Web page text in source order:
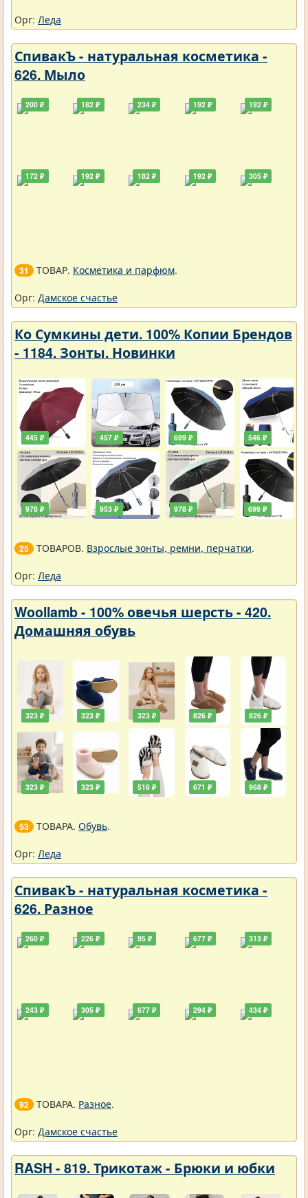
Орг: Леда
СпивакЪ - натуральная косметика -
626. Мыло
200 ₽
172 ₽
182 ₽
192 ₽
234 ₽
182 ₽
192 ₽
192 ₽
192 ₽
305 ₽
31 ТОВАР. Косметика и парфюм.
Орг: Дамское счастье
Ко Сумкины дети. 100% Копии Брендов
- 1184. Зонты. Новинки
445 ₽
978 ₽
457 ₽
953 ₽
699 ₽
978 ₽
546 ₽
699 ₽
25 ТОВАРОВ. Взрослые зонты, ремни, перчатки.
Орг: Леда
Woollamb - 100% овечья шерсть - 420.
Домашняя обувь
323 ₽
323 ₽
323 ₽
323 ₽
323 ₽
516 ₽
826 ₽
671 ₽
826 ₽
968 ₽
53 ТОВАРА. Обувь.
Орг: Леда
СпивакЪ - натуральная косметика -
626. Разное
260 ₽
243 ₽
226 ₽
305 ₽
95 ₽
677 ₽
677 ₽
294 ₽
313 ₽
434 ₽
92 ТОВАРА. Разное.
Орг: Дамское счастье
RASH - 819. Трикотаж - Брюки и юбки